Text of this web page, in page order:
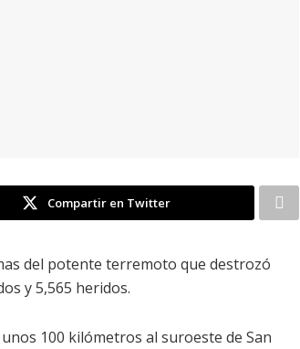
Compartir en Twitter
del potente terremoto que destrozó
y 5,565 heridos.
100 kilómetros al suroeste de San